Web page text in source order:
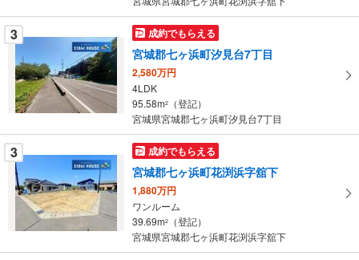
に
保
す
る
3 成約でもらえる
宮城郡七ヶ浜町汐見台7丁目
2,580万円
4LDK
95.58m2
（登記）
宮城県宮城郡七ヶ浜町汐見台7丁目
3 成約でもらえる
宮城郡七ヶ浜町花渕浜字舘下
1,880万円
ワンルーム
39.69m2
（登記）
宮城県宮城郡七ヶ浜町花渕浜字舘下